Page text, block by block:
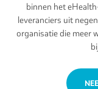
binnen het
leveranciers uit
organisatie die meer